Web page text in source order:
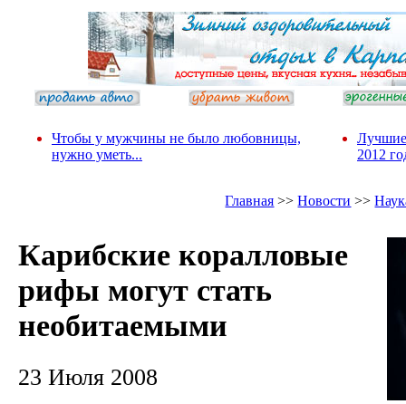
Чтобы у мужчины не было любовницы,
нужно уметь...
Лучшие
2012
Главная >>Новости >>
Карибские коралловые
рифы могут стать
необитаемыми
23 Июля 2008